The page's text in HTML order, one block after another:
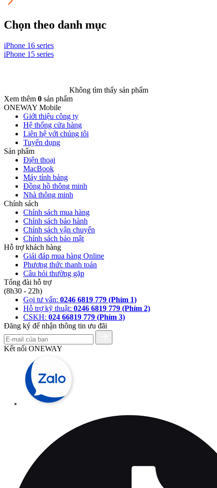
Chọn theo danh mục
iPhone 16 series
iPhone 15 series
Không tìm thấy sản phẩm
Xem thêm 0 sản phẩm
ONEWAY Mobile
Giới thiệu công ty
Hệ thống cửa hàng
Liên hệ với chúng tôi
Tuyển dụng
Sản phẩm
Điện thoại
MacBook
Máy tính bảng
Đồng hồ thông minh
Nhà thông minh
Chính sách
Chính sách mua hàng
Chính sách bảo hành
Chính sách vận chuyển
Chính sách bảo mật
Hỗ trợ khách hàng
Giải đáp mua hàng Online
Phương thức thanh toán
Câu hỏi thường gặp
Tổng đài hỗ trợ
(8h30 - 22h)
Gọi tư vấn: 0246 6819 779 (Phím 1)
Hỗ trợ kỹ thuật: 0246 6819 779 (Phím 2)
CSKH: 024 66819 779 (Phím 3)
Đăng ký để nhận thông tin ưu đãi
Kết nối ONEWAY